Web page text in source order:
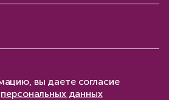
вы даете согласие
персональных данных